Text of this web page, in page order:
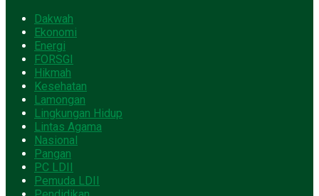
Dakwah
Ekonomi
Energi
FORSGI
Hikmah
Kesehatan
Lamongan
Lingkungan Hidup
Lintas Agama
Nasional
Pangan
PC LDII
Pemuda LDII